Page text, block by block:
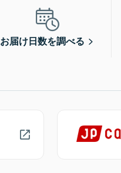
お届け日数を調べる